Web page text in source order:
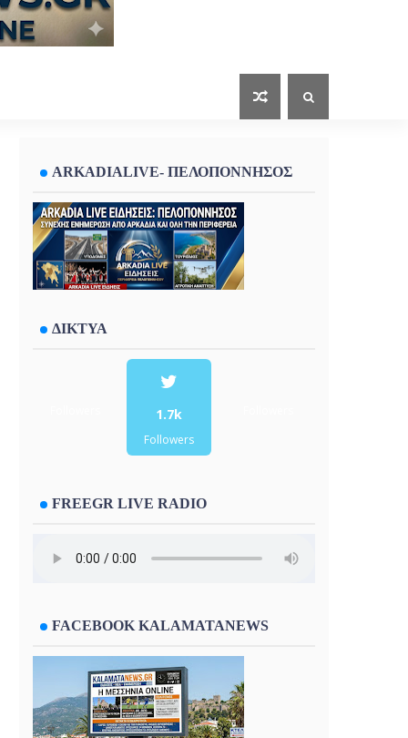
ARKADIALIVE- ΠΕΛΟΠΟΝΝΗΣΟΣ
ΔΙΚΤΥΑ
1.7k
Followers
FREEGR LIVE RADIO
FACEBOOK KALAMATANEWS